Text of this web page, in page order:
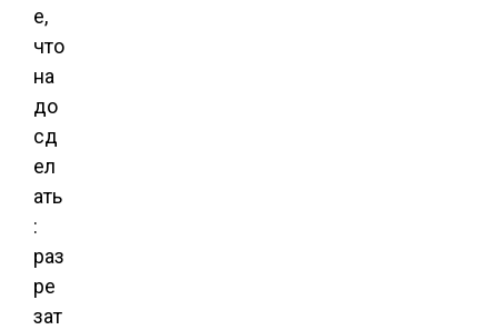
е,
что
на
до
сд
ел
ать
:
раз
ре
зат